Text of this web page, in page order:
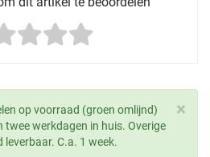
×
op voorraad (groen omlijnd)
twee werkdagen in huis. Overige
C.a. 1 week.